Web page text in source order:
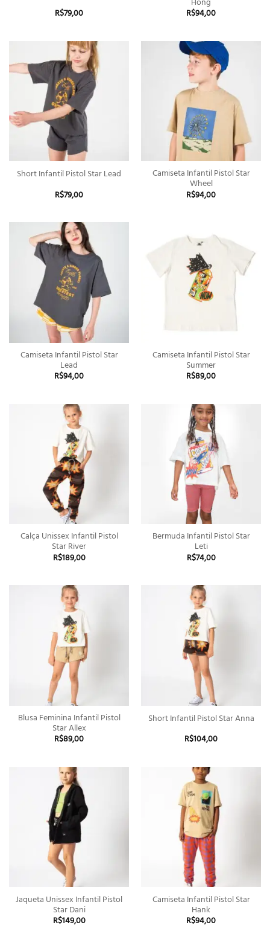
R$79,00
R$94,00
Short Infantil Pistol Star Lead
R$79,00
Camiseta Infantil Pistol Star
Wheel
R$94,00
Camiseta Infantil Pistol Star
Lead
R$94,00
Camiseta Infantil Pistol Star
Summer
R$89,00
Calça Unissex Infantil Pistol
Star River
R$189,00
Bermuda Infantil Pistol Star
Leti
R$74,00
Blusa Feminina Infantil Pistol
Star Allex
R$89,00
Short Infantil Pistol Star Anna
R$104,00
Jaqueta Unissex Infantil Pistol
Star Dani
R$149,00
Camiseta Infantil Pistol Star
Hank
R$94,00